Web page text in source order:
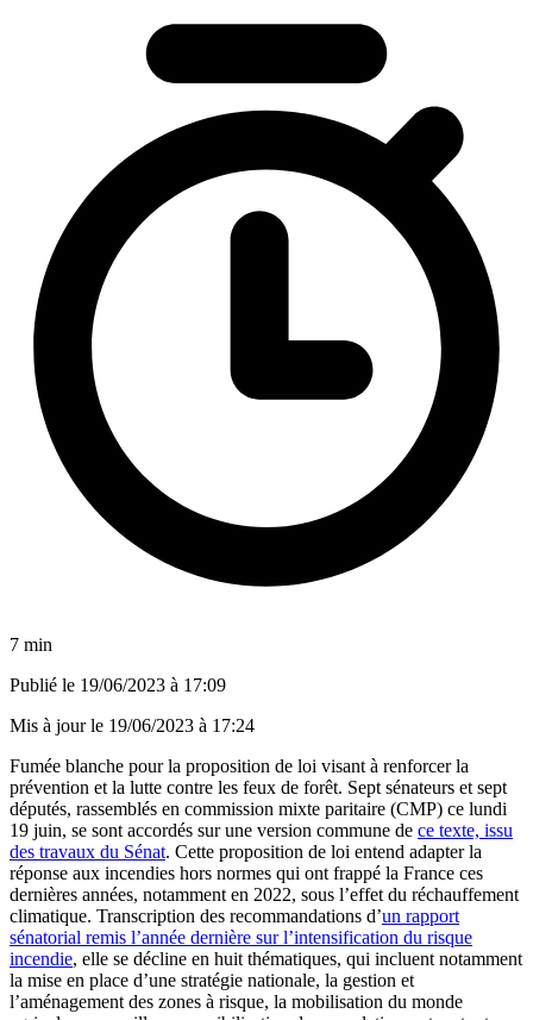
7 min
Publié le 19/06/2023 à 17:09
Mis à jour le 19/06/2023 à 17:24
Fumée blanche pour la proposition de loi visant à renforcer la
prévention et la lutte contre les feux de forêt. Sept sénateurs et sept
députés, rassemblés en commission mixte paritaire (CMP) ce lundi
19 juin, se sont accordés sur une version commune de ce texte, issu
des travaux du Sénat. Cette proposition de loi entend adapter la
réponse aux incendies hors normes qui ont frappé la France ces
dernières années, notamment en 2022, sous l’effet du réchauffement
climatique. Transcription des recommandations d’un rapport
sénatorial remis l’année dernière sur l’intensification du risque
incendie, elle se décline en huit thématiques, qui incluent notamment
la mise en place d’une stratégie nationale, la gestion et
l’aménagement des zones à risque, la mobilisation du monde